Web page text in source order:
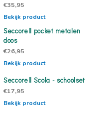
€35,95
Bekijk product
Seccorell pocket metalen
doos
€26,95
Bekijk product
Seccorell Scola - schoolset
€17,95
Bekijk product